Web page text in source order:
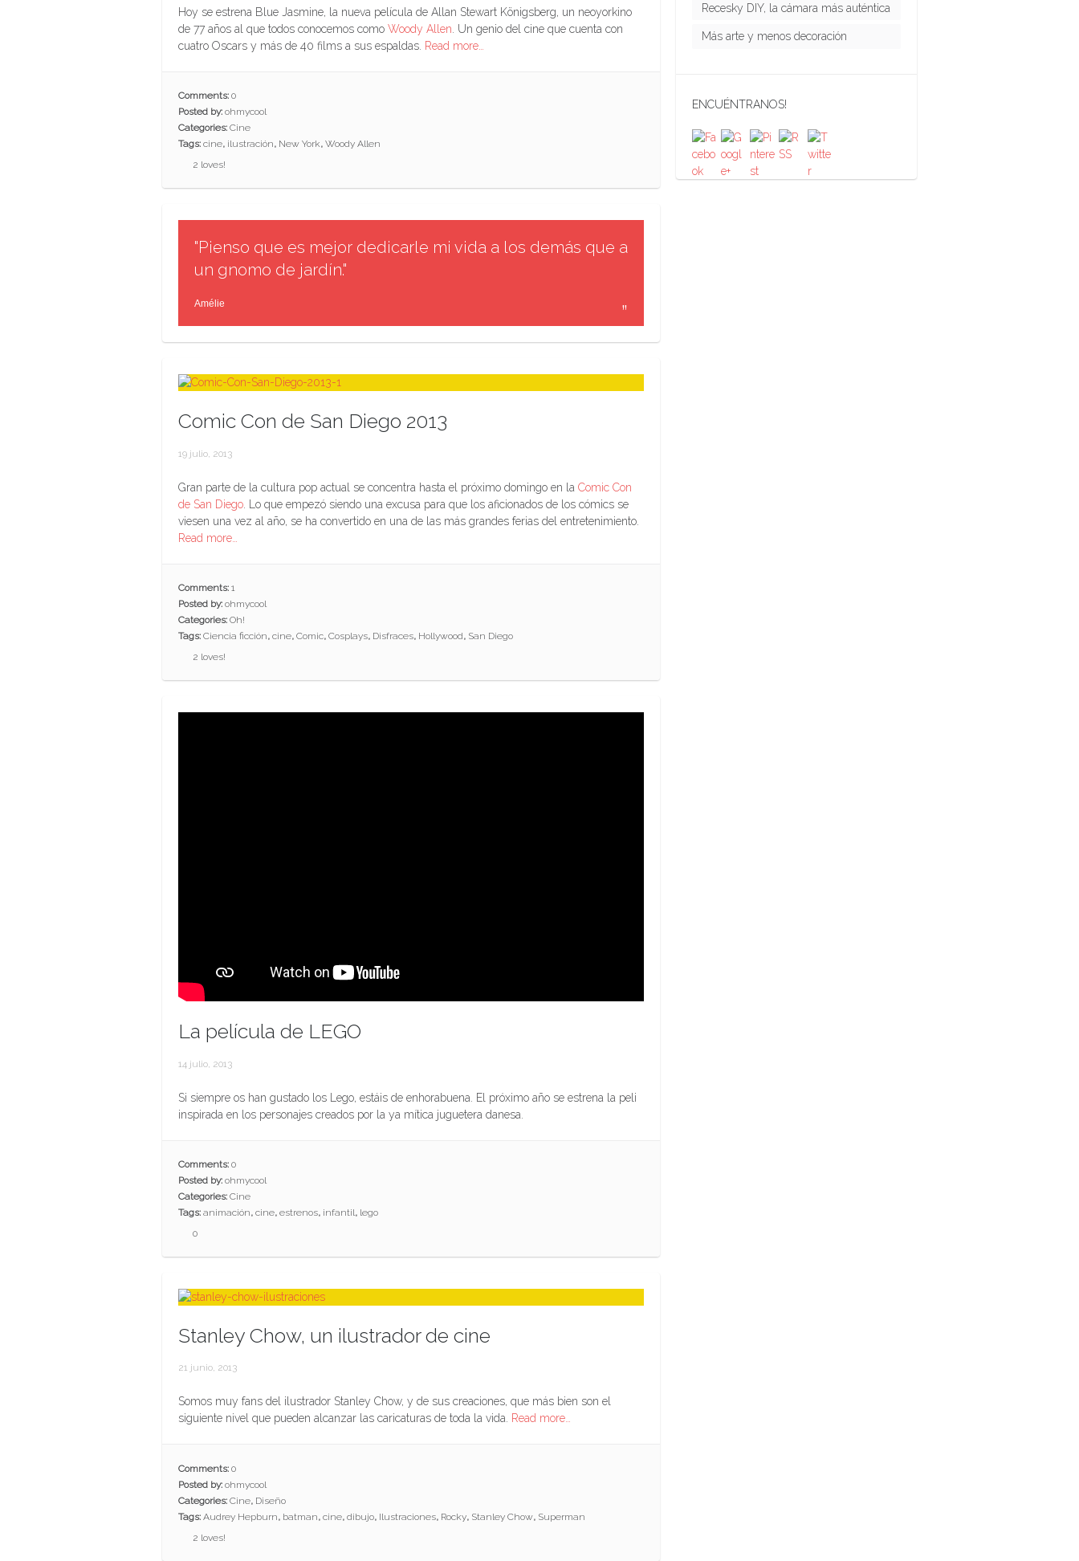
Hoy se estrena Blue Jasmine, la nueva película de Allan Stewart Königsberg, un neoyorkino
de 77 años al que todos conocemos como Woody Allen . Un genio del cine que cuenta con
cuatro Oscars y más de 40 films a sus espaldas. Read more…
Comments: 0
Posted by: ohmycool
Categories: Cine
Tags: cine, ilustración, New York, Woody Allen
2 loves!
"Pienso que es mejor dedicarle mi vida a los demás que a
un gnomo de jardín."
Amélie
Comic Con de San Diego 2013
19 julio, 2013
Gran parte de la cultura pop actual se concentra hasta el próximo domingo en la Comic Con
de San Diego . Lo que empezó siendo una excusa para que los aficionados de los cómics se
viesen una vez al año, se ha convertido en una de las más grandes ferias del entretenimiento.
Read more…
Comments: 1
Posted by: ohmycool
Categories: Oh!
Tags: Ciencia ficción, cine, Comic, Cosplays, Disfraces, Hollywood, San Diego
2 loves!
La película de LEGO
14 julio, 2013
Si siempre os han gustado los Lego, estáis de enhorabuena. El próximo año se estrena la peli
inspirada en los personajes creados por la ya mítica juguetera danesa.
Comments: 0
Posted by: ohmycool
Categories: Cine
Tags: animación, cine, estrenos, infantil, lego
0
Stanley Chow, un ilustrador de cine
21 junio, 2013
Somos muy fans del ilustrador Stanley Chow, y de sus creaciones, que más bien son el
siguiente nivel que pueden alcanzar las caricaturas de toda la vida. Read more…
Comments: 0
Posted by: ohmycool
Categories: Cine, Diseño
Tags: Audrey Hepburn, batman, cine, dibujo, Ilustraciones, Rocky, Stanley Chow, Superman
2 loves!
Recesky DIY, la cámara más auténtica
Más arte y menos decoración
ENCUÉNTRANOS!